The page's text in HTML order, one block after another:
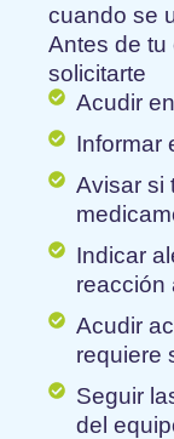
cuando se
Antes de
solicitarte
Acudir
Informar
Avisar si
Indicar
reacción
Acudir
requiere
Seguir
del